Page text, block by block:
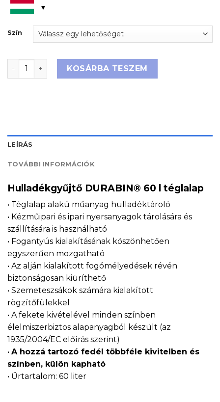
Szín
Hulladékgyűjtő DURABIN® 60 l téglalap mennyiség
KOSÁRBA TESZEM
LEÍRÁS
TOVÁBBI INFORMÁCIÓK
Hulladékgyűjtő DURABIN® 60 l téglalap
• Téglalap alakú műanyag hulladéktároló
• Kézműipari és ipari nyersanyagok tárolására és
szállítására is használható
• Fogantyús kialakításának köszönhetően
egyszerűen mozgatható
• Az alján kialakított fogómélyedések révén
biztonságosan kiüríthető
• Szemeteszsákok számára kialakított
rögzítőfülekkel
• A fekete kivételével minden színben
élelmiszerbiztos alapanyagból készült (az
1935/2004/EC előírás szerint)
• A hozzá tartozó fedél többféle kivitelben és
színben, külön kapható
• Űrtartalom: 60 liter